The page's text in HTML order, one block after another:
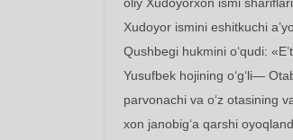
Xudoyor ismini eshitkuchi
Qushbegi hukmini o‘qudi:
Yusufbek hojining o‘g‘li—
parvonachi va o‘z otasining
xon janobig‘a qarshi